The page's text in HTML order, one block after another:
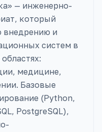
— инженерно-
который
внедрению и
систем в
медицине,
Базовые
(Python,
PostgreSQL),